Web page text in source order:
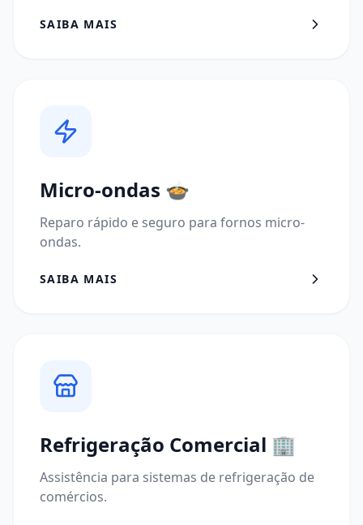
SAIBA MAIS
Micro-ondas 🍲
Reparo rápido e seguro para fornos micro-
ondas.
SAIBA MAIS
Refrigeração Comercial 🏢
Assistência para sistemas de refrigeração de
comércios.